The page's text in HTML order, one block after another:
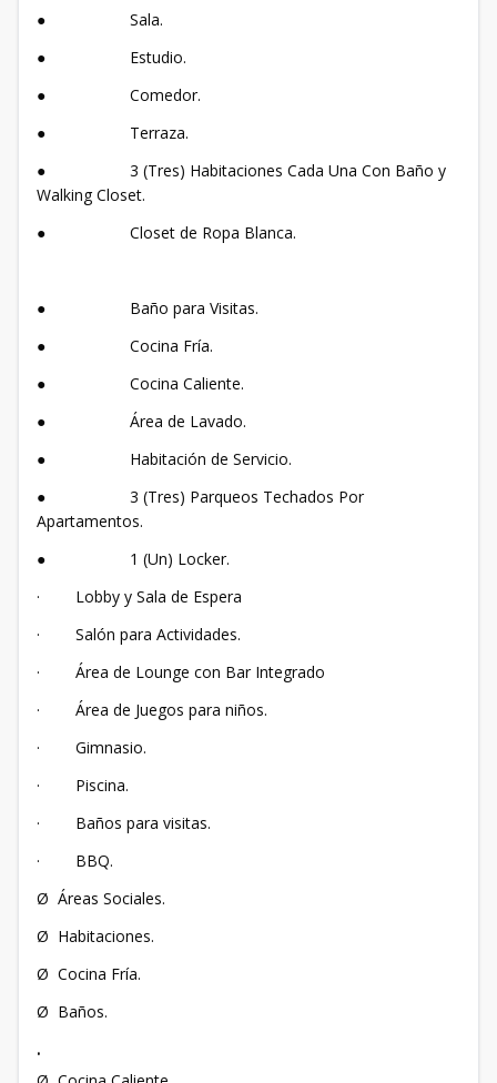
● Sala.
● Estudio.
● Comedor.
● Terraza.
● 3 (Tres) Habitaciones Cada Una Con Baño y
Walking Closet.
● Closet de Ropa Blanca.
● Baño para Visitas.
● Cocina Fría.
● Cocina Caliente.
● Área de Lavado.
● Habitación de Servicio.
● 3 (Tres) Parqueos Techados Por
Apartamentos.
● 1 (Un) Locker.
· Lobby y Sala de Espera
· Salón para Actividades.
· Área de Lounge con Bar Integrado
· Área de Juegos para niños.
· Gimnasio.
· Piscina.
· Baños para visitas.
· BBQ.
Ø Áreas Sociales.
Ø Habitaciones.
Ø Cocina Fría.
Ø Baños.
·